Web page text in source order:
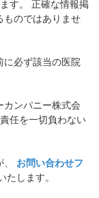
す。 正確な情報掲
ものではありませ
に必ず該当の医院
カンパニー株式会
任を一切負わない
お問い合わせフ
します。